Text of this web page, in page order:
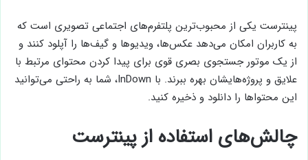
پینترست یکی از محبوب‌ترین پلتفرم‌های اجتماعی تصویری است که
به کاربران امکان می‌دهد عکس‌ها، ویدیوها و گیف‌ها را آپلود کنند و
از یک موتور جستجوی بصری قوی برای پیدا کردن محتوای مرتبط با
علایق و پروژه‌هایشان بهره ببرند. با InDown، شما به راحتی می‌توانید
این محتواها را دانلود و ذخیره کنید.
چالش‌های استفاده از پینترست